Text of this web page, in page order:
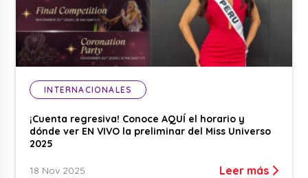
INTERNACIONALES
¡Cuenta regresiva! Conoce AQUÍ el horario y
dónde ver EN VIVO la preliminar del Miss Universo
2025
18 Nov 2025 Leer más